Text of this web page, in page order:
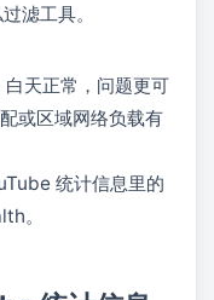
滤工具。
天正常，问题更可
或区域网络负载有
统计信息里的
。